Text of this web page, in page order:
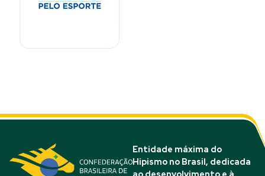
Entidade máxima do
Hipismo no Brasil, dedicada